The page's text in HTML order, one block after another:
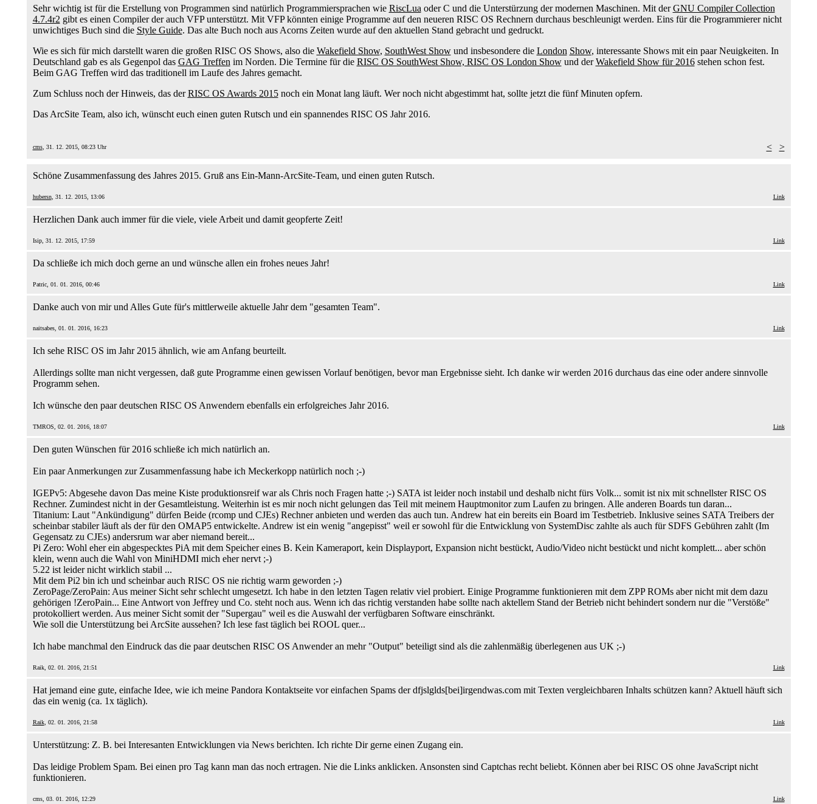
Sehr wichtig ist für die Erstellung von Programmen sind natürlich Programmiersprachen wie RiscLua oder C und die Unterstürzung der modernen Maschinen. Mit derGNU Compiler Collection
4.7.4r2 gibt es einen Compiler der auch VFP unterstützt. Mit VFP könnten einige Programme auf den neueren RISC OS Rechnern durchaus beschleunigt werden. Eins für die Programmierer nicht
unwichtiges Buch sind die Style Guide. Das alte Buch noch aus Acorns Zeiten wurde auf den aktuellen Stand gebracht und gedruckt.
Wie es sich für mich darstellt waren die großen RISC OS Shows, also die Wakefield Show, SouthWest Showund insbesondere die London Show, interessante Shows mit ein paar Neuigkeiten. In
Deutschland gab es als Gegenpol das GAG Treffen im Norden. Die Termine für die RISC OS SouthWest Show, RISC OS London Showund derWakefield Show für 2016stehen schon fest.
Beim GAG Treffen wird das traditionell im Laufe des Jahres gemacht.
Zum Schluss noch der Hinweis, das derRISC OS Awards 2015noch ein Monat lang läuft. Wer noch nicht abgestimmt hat, sollte jetzt die fünf Minuten opfern.
Das ArcSite Team, also ich, wünscht euch einen guten Rutsch und ein spannendes RISC OS Jahr 2016.
cms, 31. 12. 2015, 08:23 Uhr < >
Schöne Zusammenfassung des Jahres 2015. Gruß ans Ein-Mann-ArcSite-Team, und einen guten Rutsch.
hubersn, 31. 12. 2015, 13:06 Link
Herzlichen Dank auch immer für die viele, viele Arbeit und damit geopferte Zeit!
Isip, 31. 12. 2015, 17:59 Link
Da schließe ich mich doch gerne an und wünsche allen ein frohes neues Jahr!
Patric, 01. 01. 2016, 00:46 Link
Danke auch von mir und Alles Gute für's mittlerweile aktuelle Jahr dem "gesamten Team".
naitsabes, 01. 01. 2016, 16:23 Link
Ich sehe RISC OS im Jahr 2015 ähnlich, wie am Anfang beurteilt.
Allerdings sollte man nicht vergessen, daß gute Programme einen gewissen Vorlauf benötigen, bevor man Ergebnisse sieht. Ich danke wir werden 2016 durchaus das eine oder andere sinnvolle
Programm sehen.
Ich wünsche den paar deutschen RISC OS Anwendern ebenfalls ein erfolgreiches Jahr 2016.
TMROS, 02. 01. 2016, 18:07 Link
Den guten Wünschen für 2016 schließe ich mich natürlich an.
Ein paar Anmerkungen zur Zusammenfassung habe ich Meckerkopp natürlich noch ;-)
IGEPv5: Abgesehe davon Das meine Kiste produktionsreif war als Chris noch Fragen hatte ;-) SATA ist leider noch instabil und deshalb nicht fürs Volk... somit ist nix mit schnellster RISC OS
Rechner. Zumindest nicht in der Gesamtleistung. Weiterhin ist es mir noch nicht gelungen das Teil mit meinem Hauptmonitor zum Laufen zu bringen. Alle anderen Boards tun daran...
Titanium: Laut "Ankündigung" dürfen Beide (rcomp und CJEs) Rechner anbieten und werden das auch tun. Andrew hat ein bereits ein Board im Testbetrieb. Inklusive seines SATA Treibers der
scheinbar stabiler läuft als der für den OMAP5 entwickelte. Andrew ist ein wenig "angepisst" weil er sowohl für die Entwicklung von SystemDisc zahlte als auch für SDFS Gebühren zahlt (Im
Gegensatz zu CJEs) andersrum war aber niemand bereit...
Pi Zero: Wohl eher ein abgespecktes PiA mit dem Speicher eines B. Kein Kameraport, kein Displayport, Expansion nicht bestückt, Audio/Video nicht bestückt und nicht komplett... aber schön
klein, wenn auch die Wahl von MiniHDMI mich eher nervt ;-)
5.22 ist leider nicht wirklich stabil ...
Mit dem Pi2 bin ich und scheinbar auch RISC OS nie richtig warm geworden ;-)
ZeroPage/ZeroPain: Aus meiner Sicht sehr schlecht umgesetzt. Ich habe in den letzten Tagen relativ viel probiert. Einige Programme funktionieren mit dem ZPP ROMs aber nicht mit dem dazu
gehörigen !ZeroPain... Eine Antwort von Jeffrey und Co. steht noch aus. Wenn ich das richtig verstanden habe sollte nach aktellem Stand der Betrieb nicht behindert sondern nur die "Verstöße"
protokolliert werden. Aus meiner Sicht somit der "Supergau" weil es die Auswahl der verfügbaren Software einschränkt.
Wie soll die Unterstützung bei ArcSite aussehen? Ich lese fast täglich bei ROOL quer...
Ich habe manchmal den Eindruck das die paar deutschen RISC OS Anwender an mehr "Output" beteiligt sind als die zahlenmäßig überlegenen aus UK ;-)
Raik, 02. 01. 2016, 21:51 Link
Hat jemand eine gute, einfache Idee, wie ich meine Pandora Kontaktseite vor einfachen Spams der dfjslglds[bei]irgendwas.com mit Texten vergleichbaren Inhalts schützen kann? Aktuell häuft sich
das ein wenig (ca. 1x täglich).
Raik, 02. 01. 2016, 21:58 Link
Unterstützung: Z. B. bei Interesanten Entwicklungen via News berichten. Ich richte Dir gerne einen Zugang ein.
Das leidige Problem Spam. Bei einen pro Tag kann man das noch ertragen. Nie die Links anklicken. Ansonsten sind Captchas recht beliebt. Können aber bei RISC OS ohne JavaScript nicht
funktionieren.
cms, 03. 01. 2016, 12:29 Link